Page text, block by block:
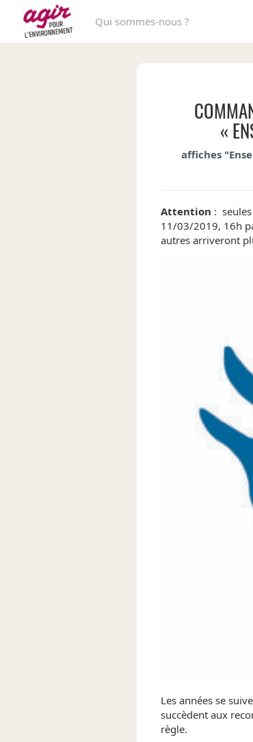
Qui sommes-nous ?
«
affiches
Attention :
11/03/2019, 16h
autres arriveront
Les années se
succèdent aux
règle.